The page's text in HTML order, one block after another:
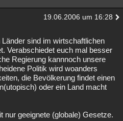
19.06.2006 um 16:28
sind im wirtschaftlichen
Verabschiedet euch mal besser
Regierung kannnoch unsere
Politik wird woanders
die Bevölkerung findet einen
oder ein Land macht
nur geeignete (globale) Gesetze.